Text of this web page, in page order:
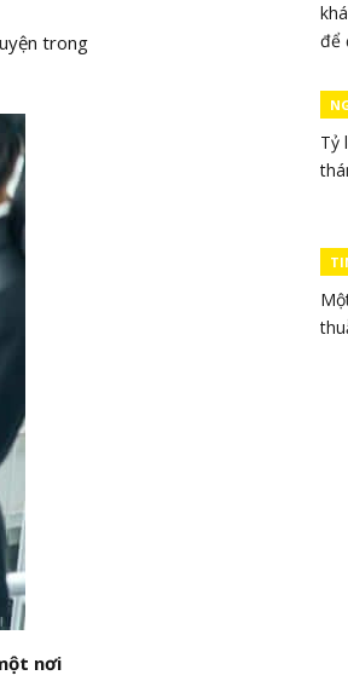
trong
nơi
để
Tỷ